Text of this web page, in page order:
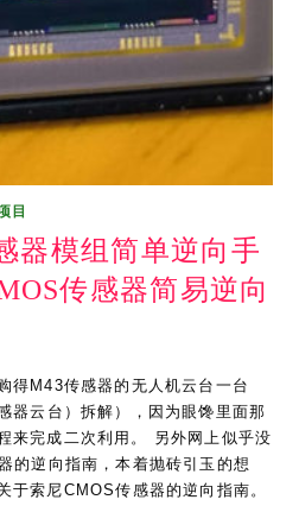
目
器模组简单逆向手
传感器简易逆向
得M43传感器的无人机云台一台
器云台）拆解），因为眼馋里面那
来完成二次利用。 另外网上似乎没
的逆向指南，本着抛砖引玉的想
于索尼CMOS传感器的逆向指南。